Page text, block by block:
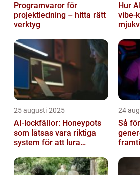
Programvaror för
projektledning – hitta rätt
verktyg
Hur
25 augusti 2025
AI-lockfällor: Honeypots
som låtsas vara riktiga
system för att lura
24
Så